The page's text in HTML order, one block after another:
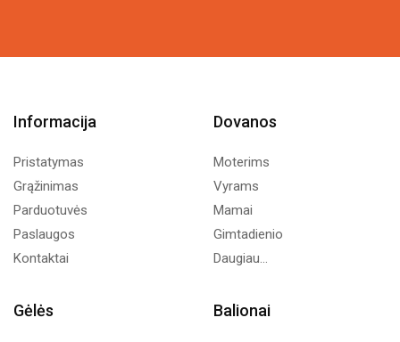
Informacija
Pristatymas
Grąžinimas
Parduotuvės
Paslaugos
Kontaktai
Dovanos
Moterims
Vyrams
Mamai
Gimtadienio
Daugiau...
Gėlės Balionai